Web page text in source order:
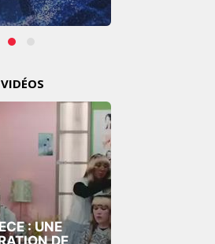
: UNE
DE